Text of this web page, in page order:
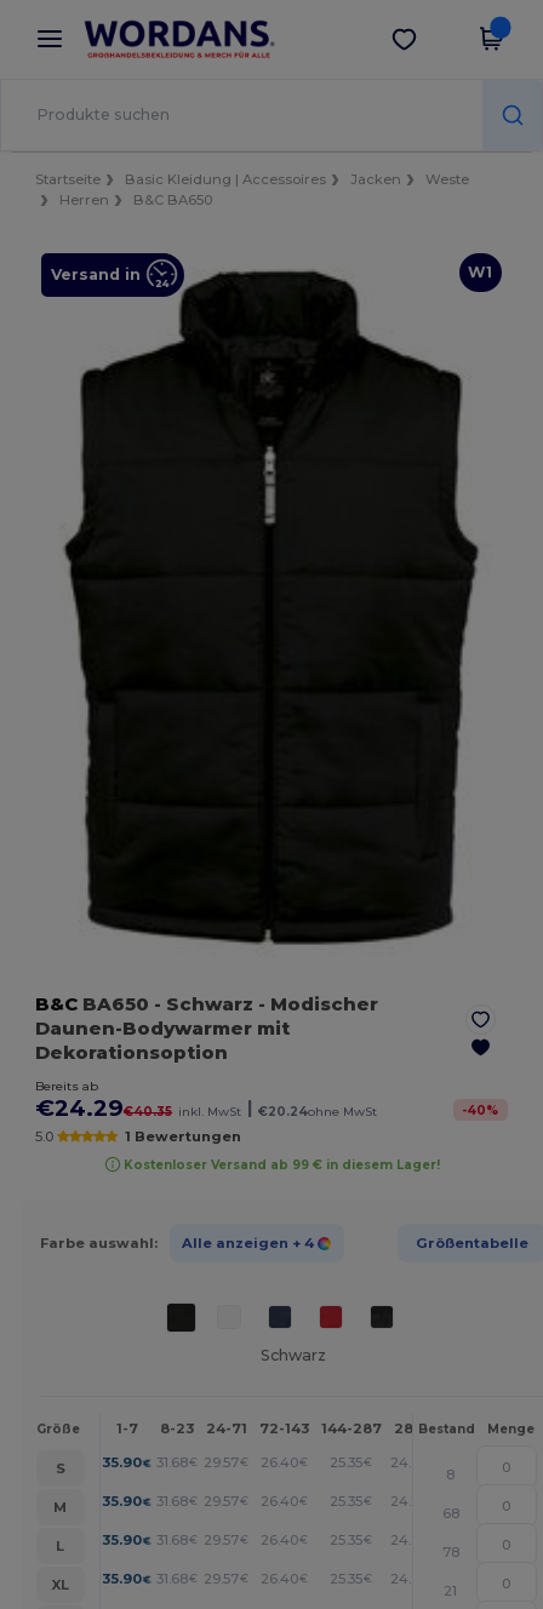
× Wordans App
Bessere Preise in der App!
App holen
Startseite Basic Kleidung | Accessoires Jacken
Weste
Herren
B&C BA650
W1
Versand in
B&C BA650 - Schwarz - Modischer
Daunen-Bodywarmer mit
Dekorationsoption
Bereits ab
€24.29€40.35 inkl. MwSt €20.24ohne MwSt -40%
5.0 1 Bewertungen
Kostenloser Versand ab 99 € in diesem Lager!
Farbe auswahl: Alle anzeigen + 4 Größentabelle
Schwarz
Größe 1-7 8-23 24-71 72-143 144-287 288 + Mehr
Bestand Menge
S 35.90€ 31.68€ 29.57€ 26.40€ 25.35€ 24.29
8
M
35.90€ 31.68€ 29.57€ 26.40€ 25.35€ 24.29
68
L
35.90€ 31.68€ 29.57€ 26.40€ 25.35€ 24.29
78
XL
35.90€ 31.68€ 29.57€ 26.40€ 25.35€ 24.29
21